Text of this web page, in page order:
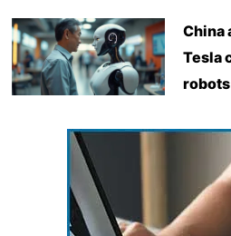
China
Tesla